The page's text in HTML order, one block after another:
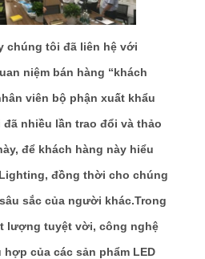
chúng tôi đã liên hệ với
niệm bán hàng “khách
viên bộ phận xuất khẩu
nhiều lần trao đổi và thảo
để khách hàng này hiểu
đồng thời cho chúng
sắc của người khác.Trong
lượng tuyệt vời, công nghệ
của các sản phẩm LED